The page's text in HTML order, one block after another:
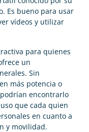
Es bueno para usar
vídeos y utilizar
para quienes
un
Sin
más potencia o
encontrarlo
que cada quien
en cuanto a
y movilidad.